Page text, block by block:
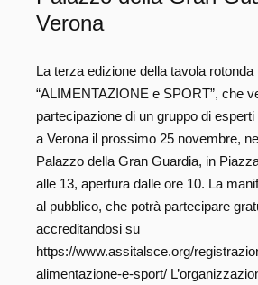
Verona
La terza edizione della tavola rotonda
“ALIMENTAZIONE e SPORT”, che
partecipazione di un gruppo di
a Verona il prossimo 25 novembre,
Palazzo della Gran Guardia, in
alle 13, apertura dalle ore 10. La
al pubblico, che potrà partecipare
accreditandosi su
https://www.assitalsce.org/
alimentazione-e-sport/